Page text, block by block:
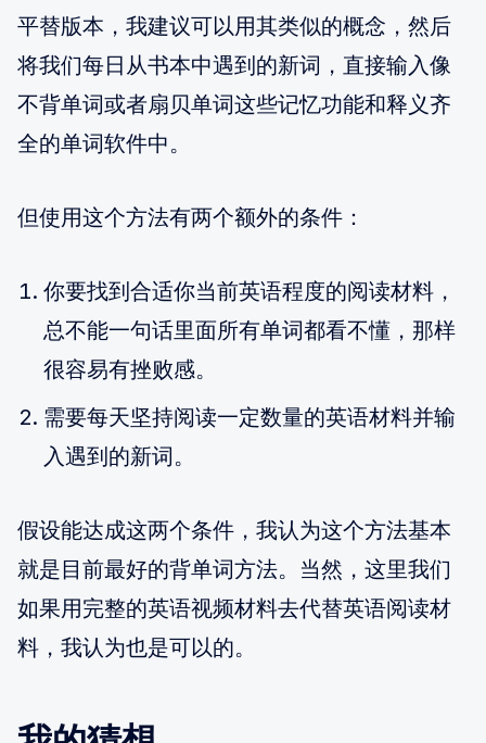
平替版本，我建议可以用其类似的概念，然后
将我们每日从书本中遇到的新词，直接输入像
不背单词或者扇贝单词这些记忆功能和释义齐
全的单词软件中。
但使用这个方法有两个额外的条件：
你要找到合适你当前英语程度的阅读材料，
总不能一句话里面所有单词都看不懂，那样
很容易有挫败感。
需要每天坚持阅读一定数量的英语材料并输
入遇到的新词。
假设能达成这两个条件，我认为这个方法基本
就是目前最好的背单词方法。当然，这里我们
如果用完整的英语视频材料去代替英语阅读材
料，我认为也是可以的。